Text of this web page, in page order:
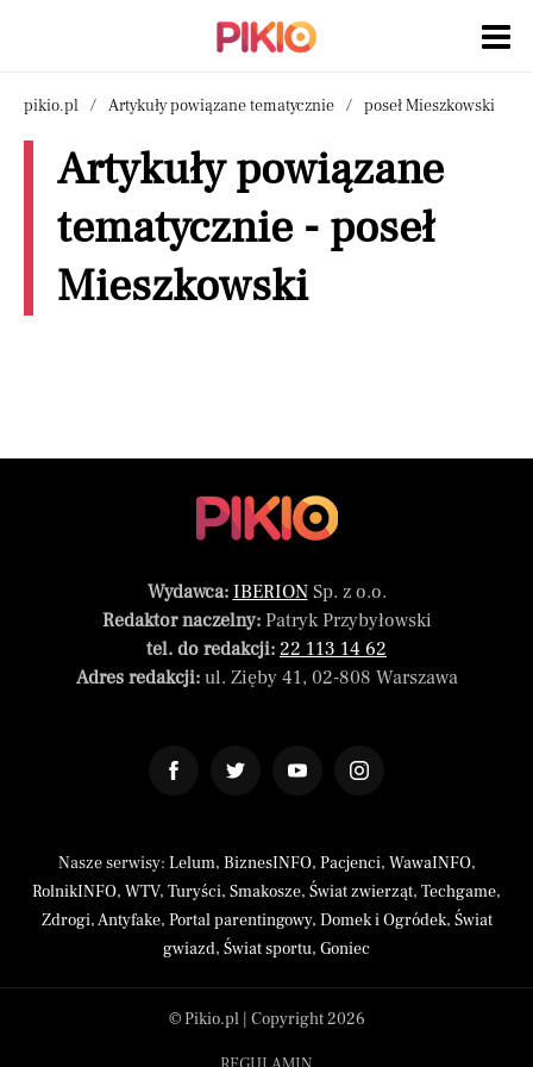
pikio.pl Artykuły powiązane tematycznie poseł Mieszkowski
Artykuły powiązane
tematycznie - poseł
Mieszkowski
Wydawca: IBERIONSp. z o.o.
Redaktor naczelny:Patryk Przybyłowski
tel. do redakcji: 22 113 14 62
Adres redakcji:ul. Zięby 41, 02-808 Warszawa
Nasze serwisy: Lelum, BiznesINFO, Pacjenci, WawaINFO,
RolnikINFO, WTV, Turyści, Smakosze, Świat zwierząt, Techgame,
Zdrogi,Antyfake, Portal parentingowy, Domek i Ogródek, Świat
gwiazd, Świat sportu, Goniec
© Pikio.pl | Copyright 2026